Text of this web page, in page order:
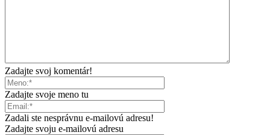
Zadajte svoj komentár!
Zadajte svoje meno tu
Zadali ste nesprávnu e-mailovú adresu!
Zadajte svoju e-mailovú adresu